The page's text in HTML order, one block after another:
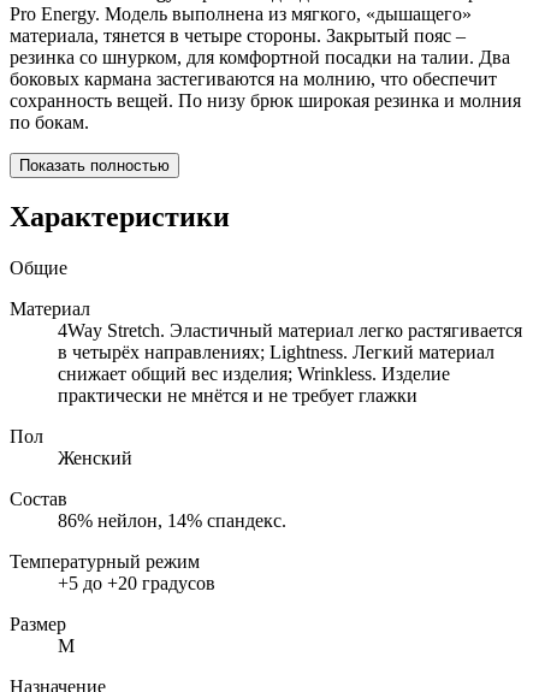
Pro Energy. Модель выполнена из мягкого, «дышащего»
материала, тянется в четыре стороны. Закрытый пояс –
резинка со шнурком, для комфортной посадки на талии. Два
боковых кармана застегиваются на молнию, что обеспечит
сохранность вещей. По низу брюк широкая резинка и молния
по бокам.
Показать полностью
Характеристики
Общие
Материал
4Way Stretch. Эластичный материал легко растягивается
в четырёх направлениях; Lightness. Легкий материал
снижает общий вес изделия; Wrinkless. Изделие
практически не мнётся и не требует глажки
Пол
Женский
Состав
86% нейлон, 14% спандекс.
Температурный режим
+5 до +20 градусов
Размер
M
Назначение